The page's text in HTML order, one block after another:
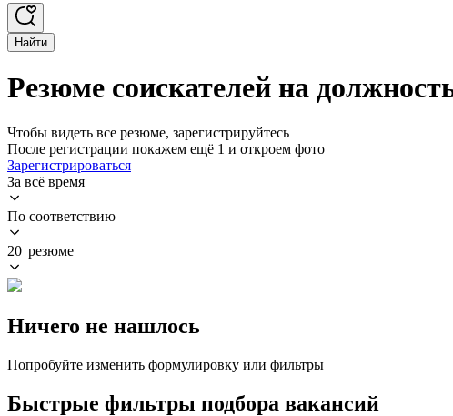
Найти
Резюме соискателей на
Чтобы видеть все резюме, зарегистрируйтесь
После регистрации покажем ещё 1 и откроем фото
Зарегистрироваться
За всё время
По соответствию
20 резюме
Ничего не нашлось
Попробуйте изменить формулировку или фильтры
Быстрые фильтры подбора вакансий